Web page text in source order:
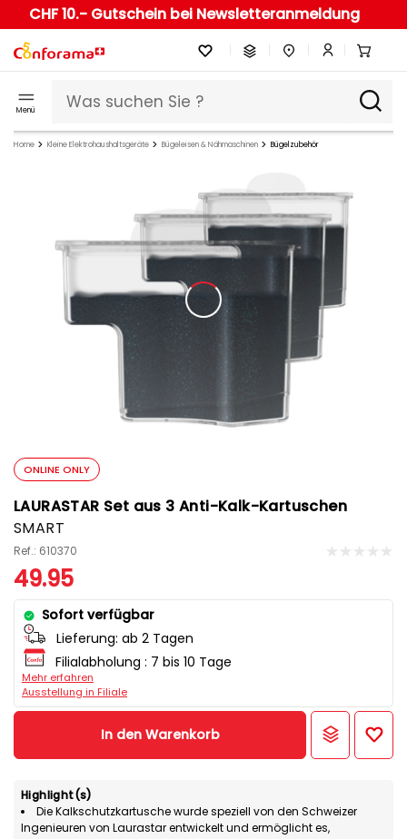
CHF 10.- Gutschein bei Newsletteranmeldung
Menü
Home Kleine Elektrohaushaltsgeräte Bügeleisen & Nähmaschinen Bügelzubehör
ONLINE ONLY
LAURASTAR Set aus 3 Anti-Kalk-Kartuschen
SMART
Ref.: 610370
49.95
Sofort verfügbar
Lieferung: ab 2 Tagen
Filialabholung : 7 bis 10 Tage
Mehr erfahren
Ausstellung in Filiale
In den Warenkorb
Highlight(s)
Die Kalkschutzkartusche wurde speziell von den Schweizer
Ingenieuren von Laurastar entwickelt und ermöglicht es,